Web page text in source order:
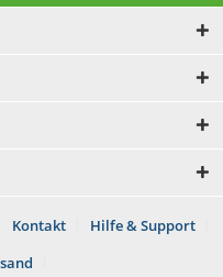
Kontakt
Hilfe & Support